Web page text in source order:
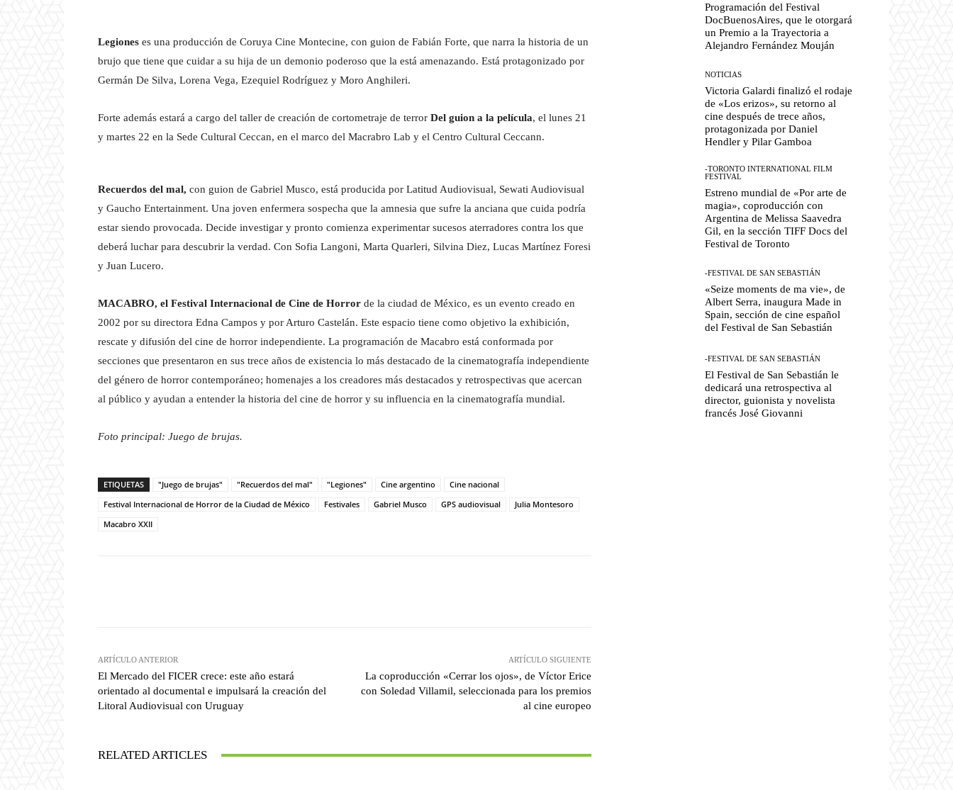
Legiones es una producción de Coruya Cine Montecine, con guion de Fabián Forte, que narra la historia de un
brujo que tiene que cuidar a su hija de un demonio poderoso que la está amenazando. Está protagonizado por
Germán De Silva, Lorena Vega, Ezequiel Rodríguez y Moro Anghileri.
Forte además estará a cargo del taller de creación de cortometraje de terror Del guion a la película, el lunes 21
y martes 22 en la Sede Cultural Ceccan, en el marco del Macrabro Lab y el Centro Cultural Ceccann.
Recuerdos del mal, con guion de Gabriel Musco, está producida por Latitud Audiovisual, Sewati Audiovisual
y Gaucho Entertainment. Una joven enfermera sospecha que la amnesia que sufre la anciana que cuida podría
estar siendo provocada. Decide investigar y pronto comienza experimentar sucesos aterradores contra los que
deberá luchar para descubrir la verdad. Con Sofia Langoni, Marta Quarleri, Silvina Diez, Lucas Martínez Foresi
y Juan Lucero.
MACABRO, el Festival Internacional de Cine de Horror de la ciudad de México, es un evento creado en
2002 por su directora Edna Campos y por Arturo Castelán. Este espacio tiene como objetivo la exhibición,
rescate y difusión del cine de horror independiente. La programación de Macabro está conformada por
secciones que presentaron en sus trece años de existencia lo más destacado de la cinematografía independiente
del género de horror contemporáneo; homenajes a los creadores más destacados y retrospectivas que acercan
al público y ayudan a entender la historia del cine de horror y su influencia en la cinematografía mundial.
Foto principal: Juego de brujas.
ETIQUETAS "Juego de brujas" "Recuerdos del mal" "Legiones" Cine argentino
Cine nacional
Festival Internacional de Horror de la Ciudad de México
Festivales Gabriel Musco GPS audiovisual
Julia Montesoro
Macabro XXII
ARTÍCULO ANTERIOR
El Mercado del FICER crece: este año estará
orientado al documental e impulsará la creación del
Litoral Audiovisual con Uruguay
ARTÍCULO SIGUIENTE
La coproducción «Cerrar los ojos», de Víctor Erice
con Soledad Villamil, seleccionada para los premios
al cine europeo
RELATED ARTICLES
Programación del Festival
DocBuenosAires, que le otorgará
un Premio a la Trayectoria a
Alejandro Fernández Mouján
NOTICIAS
Victoria Galardi finalizó el rodaje
de «Los erizos», su retorno al
cine después de trece años,
protagonizada por Daniel
Hendler y Pilar Gamboa
-TORONTO INTERNATIONAL FILM
FESTIVAL
Estreno mundial de «Por arte de
magia», coproducción con
Argentina de Melissa Saavedra
Gil, en la sección TIFF Docs del
Festival de Toronto
-FESTIVAL DE SAN SEBASTIÁN
«Seize moments de ma vie», de
Albert Serra, inaugura Made in
Spain, sección de cine español
del Festival de San Sebastián
-FESTIVAL DE SAN SEBASTIÁN
El Festival de San Sebastián le
dedicará una retrospectiva al
director, guionista y novelista
francés José Giovanni